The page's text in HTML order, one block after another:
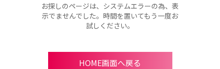
お探しのページは、システムエラーの為、表
示でませんでした。時間を置いてもう一度お
試しください。
HOME画面へ戻る